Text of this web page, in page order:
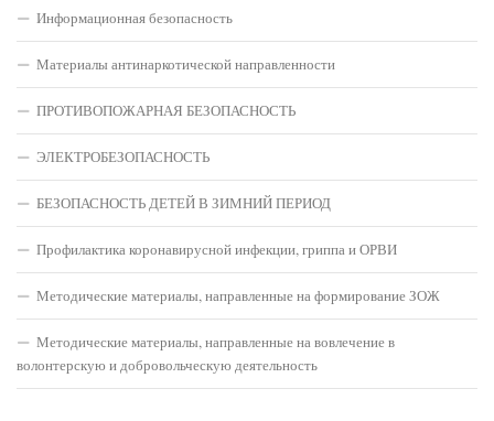
Информационная безопасность
Материалы антинаркотической направленности
ПРОТИВОПОЖАРНАЯ БЕЗОПАСНОСТЬ
ЭЛЕКТРОБЕЗОПАСНОСТЬ
БЕЗОПАСНОСТЬ ДЕТЕЙ В ЗИМНИЙ ПЕРИОД
Профилактика коронавирусной инфекции, гриппа и ОРВИ
Методические материалы, направленные на формирование ЗОЖ
Методические материалы, направленные на вовлечение в
волонтерскую и добровольческую деятельность